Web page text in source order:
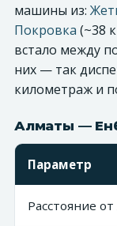
машины из:
Покровка (~38
встало между
них — так
километраж и
Алматы —
Параметр
Расстояние